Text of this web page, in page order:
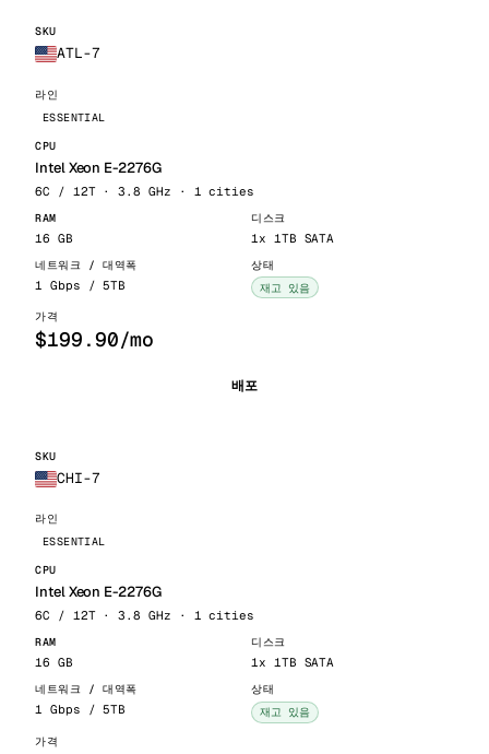
ATL-7
ESSENTIAL
Intel Xeon E-2276G
6C / 12T · 3.8 GHz · 1 cities
16 GB 1x 1TB SATA
1 Gbps / 5TB 재고 있음
$199.90/mo
배포
CHI-7
ESSENTIAL
Intel Xeon E-2276G
6C / 12T · 3.8 GHz · 1 cities
16 GB 1x 1TB SATA
1 Gbps / 5TB 재고 있음